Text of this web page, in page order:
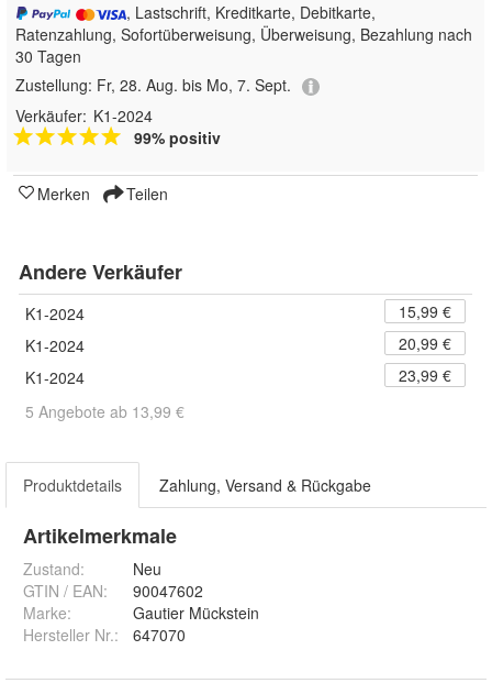
, Lastschrift, Kreditkarte, Debitkarte,
Ratenzahlung, Sofortüberweisung, Überweisung, Bezahlung nach
30 Tagen
Zustellung: Fr, 28. Aug. bis Mo, 7. Sept.
Verkäufer: K1-2024
99% positiv
Merken Teilen
Andere Verkäufer
K1-2024
15,99 €
K1-2024
20,99 €
K1-2024
23,99 €
5 Angebote ab 13,99 €
Produktdetails Zahlung, Versand & Rückgabe
Artikelmerkmale
Zustand:
Neu
GTIN / EAN:
90047602
Marke:
Gautier Mückstein
Hersteller Nr.:
647070